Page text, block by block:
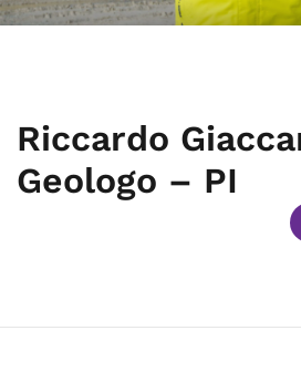
Riccardo
Geologo – PI